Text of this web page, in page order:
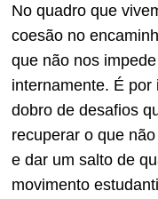
No quadro que
coesão no
que não nos
internamente. É
dobro de desafios
recuperar o que
e dar um salto de
movimento